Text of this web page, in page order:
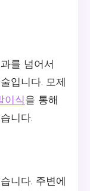
를 넘어서
입니다. 모제
이식을 통해
니다.
니다. 주변에